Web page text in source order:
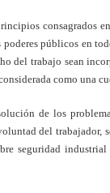
consagrados
públicos en
del trabajo sean
como una
de los
del tra­bajador,
seguridad